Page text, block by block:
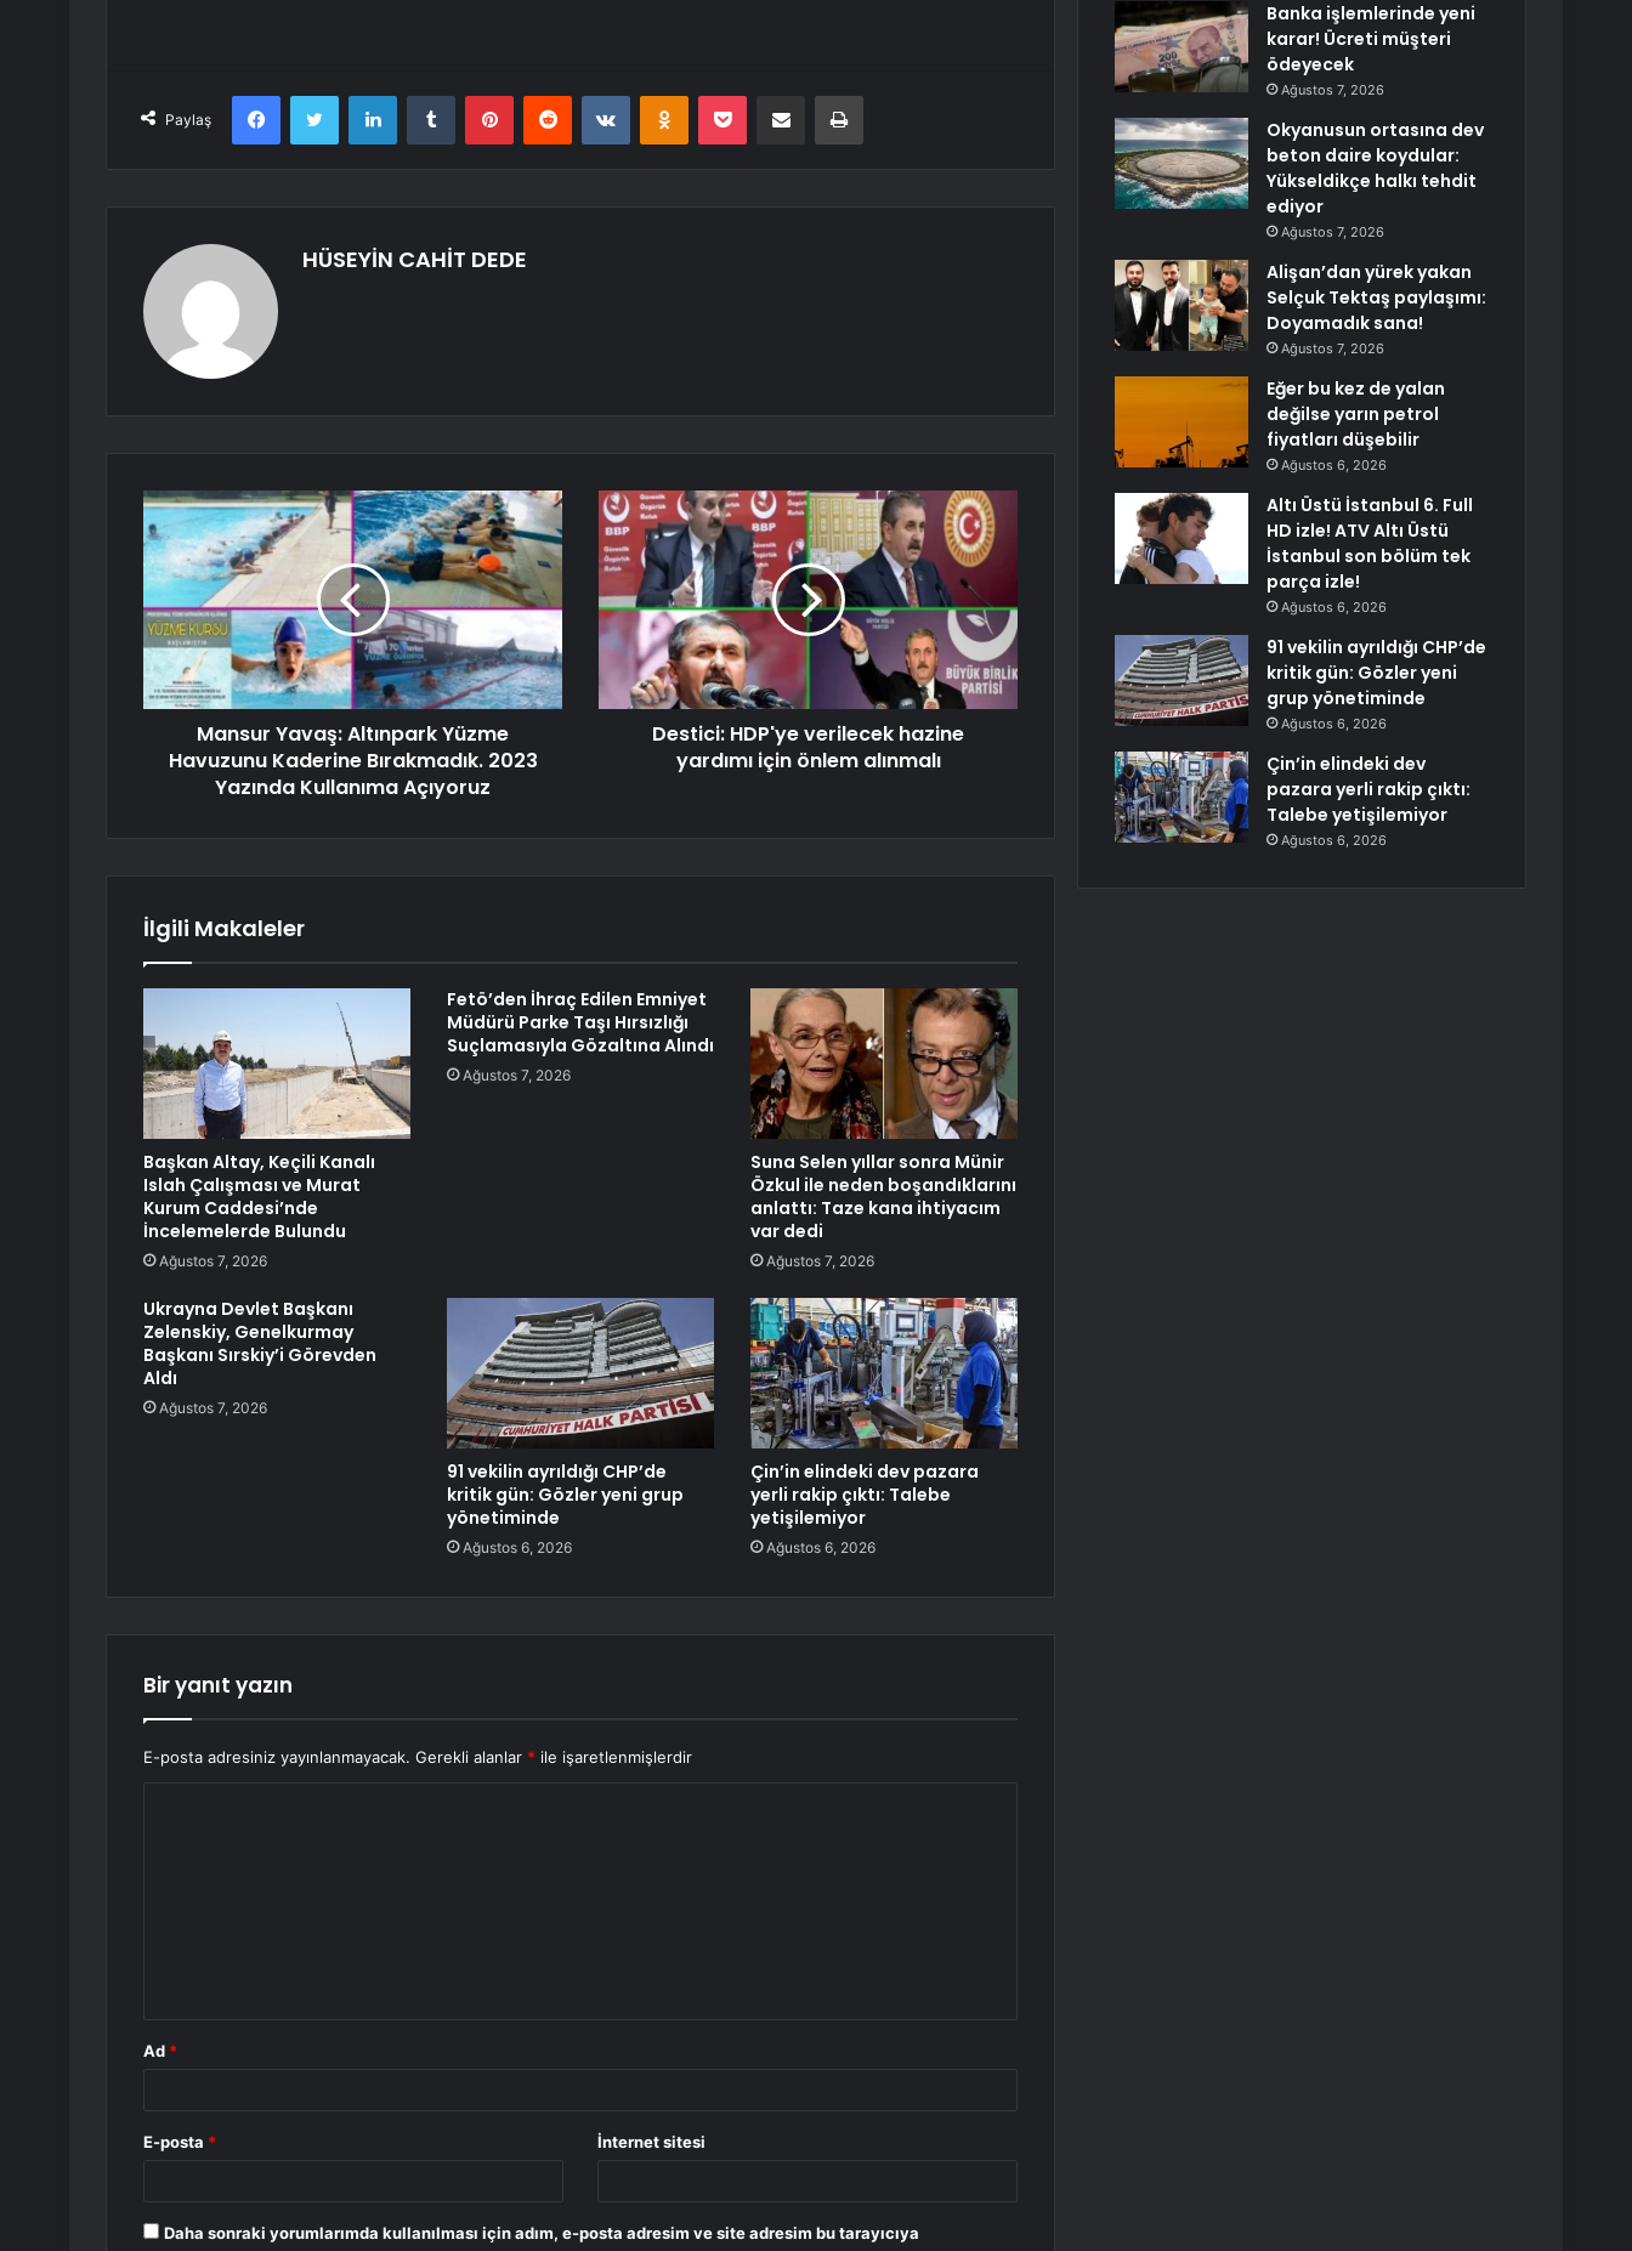
Paylaş
FacebookTwitter LinkedInTumblr PinterestReddit VKontakteOdnoklassniki
Pocket E-Posta ile paylaş Yazdır
HÜSEYİN CAHİT DEDE
Mansur Yavaş: Altınpark Yüzme
Havuzunu Kaderine Bırakmadık. 2023
Yazında Kullanıma Açıyoruz
Destici: HDP'ye verilecek hazine
yardımı için önlem alınmalı
İlgili Makaleler
Başkan Altay, Keçili Kanalı
Islah Çalışması ve Murat
Kurum Caddesi’nde
İncelemelerde Bulundu
Ağustos 7, 2026
Fetö’den İhraç Edilen Emniyet
Müdürü Parke Taşı Hırsızlığı
Suçlamasıyla Gözaltına Alındı
Ağustos 7, 2026
Suna Selen yıllar sonra Münir
Özkul ile neden boşandıklarını
anlattı: Taze kana ihtiyacım
var dedi
Ağustos 7, 2026
Ukrayna Devlet Başkanı
Zelenskiy, Genelkurmay
Başkanı Sırskiy’i Görevden
Aldı
Ağustos 7, 2026
91 vekilin ayrıldığı CHP’de
kritik gün: Gözler yeni grup
yönetiminde
Ağustos 6, 2026
Çin’in elindeki dev pazara
yerli rakip çıktı: Talebe
yetişilemiyor
Ağustos 6, 2026
Bir yanıt yazın
E-posta adresiniz yayınlanmayacak. Gerekli alanlar * ile işaretlenmişlerdir
Ad *
E-posta * İnternet sitesi
Daha sonraki yorumlarımda kullanılması için adım, e-posta adresim ve site adresim bu tarayıcıya
Banka işlemlerinde yeni
karar! Ücreti müşteri
ödeyecek
Ağustos 7, 2026
Okyanusun ortasına dev
beton daire koydular:
Yükseldikçe halkı tehdit
ediyor
Ağustos 7, 2026
Alişan’dan yürek yakan
Selçuk Tektaş paylaşımı:
Doyamadık sana!
Ağustos 7, 2026
Eğer bu kez de yalan
değilse yarın petrol
fiyatları düşebilir
Ağustos 6, 2026
Altı Üstü İstanbul 6. Full
HD izle! ATV Altı Üstü
İstanbul son bölüm tek
parça izle!
Ağustos 6, 2026
91 vekilin ayrıldığı CHP’de
kritik gün: Gözler yeni
grup yönetiminde
Ağustos 6, 2026
Çin’in elindeki dev
pazara yerli rakip çıktı:
Talebe yetişilemiyor
Ağustos 6, 2026